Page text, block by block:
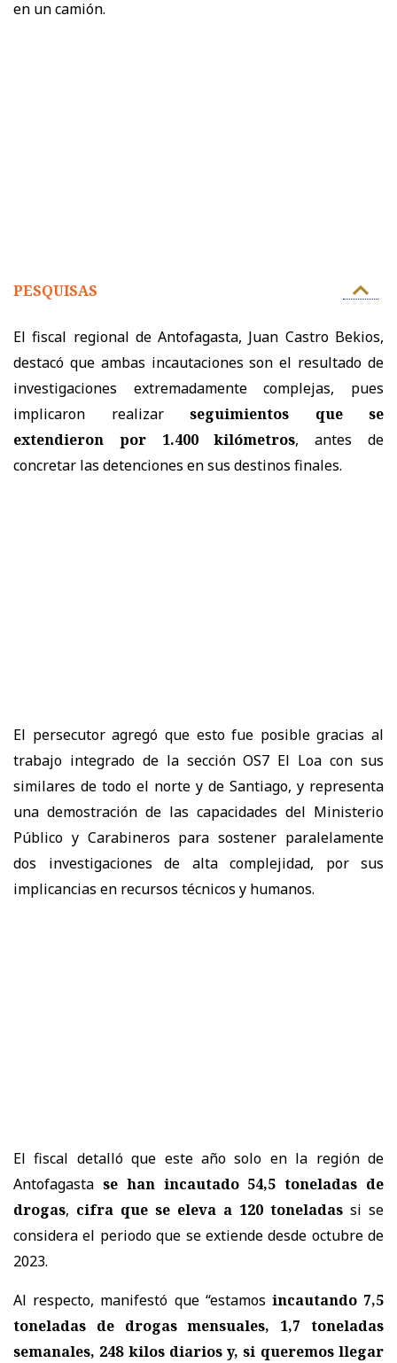
en un camión.
PESQUISAS
El fiscal regional de Antofagasta, Juan Castro Bekios,
destacó que ambas incautaciones son el resultado de
investigaciones extremadamente complejas, pues
implicaron realizar seguimientos que se
extendieron por 1.400 kilómetros, antes de
concretar las detenciones en sus destinos finales.
El persecutor agregó que esto fue posible gracias al
trabajo integrado de la sección OS7 El Loa con sus
similares de todo el norte y de Santiago, y representa
una demostración de las capacidades del Ministerio
Público y Carabineros para sostener paralelamente
dos investigaciones de alta complejidad, por sus
implicancias en recursos técnicos y humanos.
El fiscal detalló que este año solo en la región de
Antofagasta se han incautado 54,5 toneladas de
drogas, cifra que se eleva a 120 toneladas si se
considera el periodo que se extiende desde octubre de
2023.
Al respecto, manifestó que “estamos incautando 7,5
toneladas de drogas mensuales, 1,7 toneladas
semanales, 248 kilos diarios y, si queremos llegar